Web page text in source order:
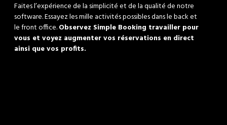
Faites l’expérience de la simplicité et de la qualité de notre
software. Essayez les mille activités possibles dans le back et
le front office.Observez Simple Booking travailler pour
vous et voyez augmenter vos réservations en direct
ainsi que vos profits.